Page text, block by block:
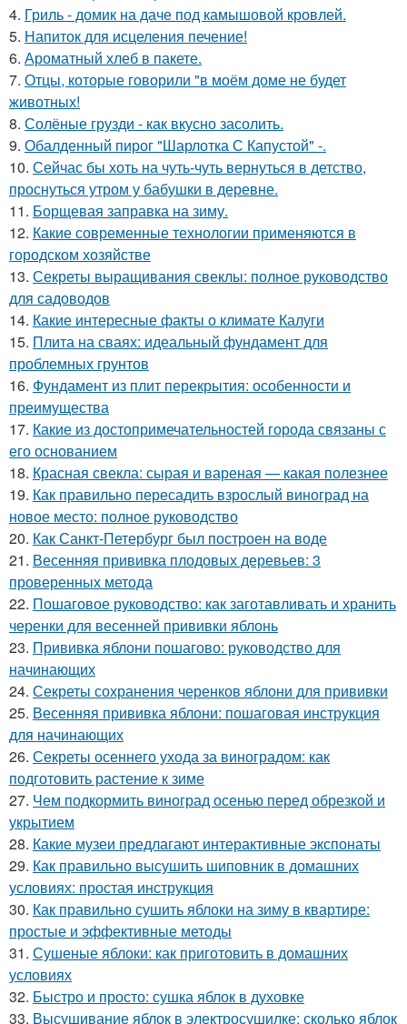
4. Гриль - домик на даче под камышовой кровлей.
5. Напиток для исцеления печение!
6. Ароматный хлеб в пакете.
7. Отцы, которые говорили "в моём доме не будет
животных!
8. Солёные грузди - как вкусно засолить.
9. Обалденный пирог "Шарлотка С Капустой" -.
10. Сейчас бы хоть на чуть-чуть вернуться в детство,
проснуться утром у бабушки в деревне.
11. Борщевая заправка на зиму.
12. Какие современные технологии применяются в
городском хозяйстве
13. Секреты выращивания свеклы: полное руководство
для садоводов
14. Какие интересные факты о климате Калуги
15. Плита на сваях: идеальный фундамент для
проблемных грунтов
16. Фундамент из плит перекрытия: особенности и
преимущества
17. Какие из достопримечательностей города связаны с
его основанием
18. Красная свекла: сырая и вареная — какая полезнее
19. Как правильно пересадить взрослый виноград на
новое место: полное руководство
20. Как Санкт-Петербург был построен на воде
21. Весенняя прививка плодовых деревьев: 3
проверенных метода
22. Пошаговое руководство: как заготавливать и хранить
черенки для весенней прививки яблонь
23. Прививка яблони пошагово: руководство для
начинающих
24. Секреты сохранения черенков яблони для прививки
25. Весенняя прививка яблони: пошаговая инструкция
для начинающих
26. Секреты осеннего ухода за виноградом: как
подготовить растение к зиме
27. Чем подкормить виноград осенью перед обрезкой и
укрытием
28. Какие музеи предлагают интерактивные экспонаты
29. Как правильно высушить шиповник в домашних
условиях: простая инструкция
30. Как правильно сушить яблоки на зиму в квартире:
простые и эффективные методы
31. Сушеные яблоки: как приготовить в домашних
условиях
32. Быстро и просто: сушка яблок в духовке
33. Высушивание яблок в электросушилке: сколько яблок